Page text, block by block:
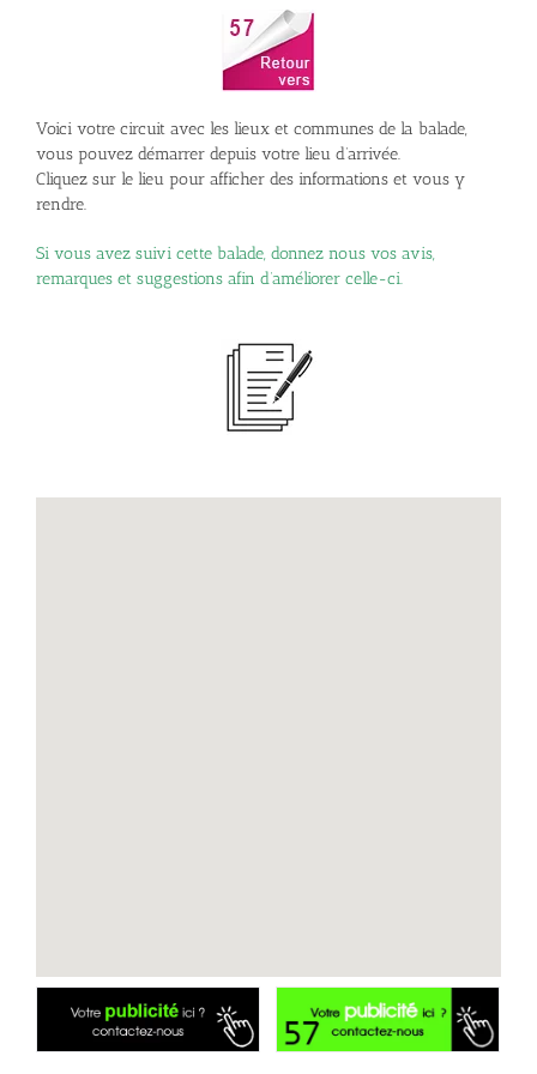
Voici votre circuit avec les lieux et communes de la balade,
vous pouvez démarrer depuis votre lieu d’arrivée.
Cliquez sur le lieu pour afficher des informations et vous y
rendre.
Si vous avez suivi cette balade, donnez nous vos avis,
remarques et suggestions afin d’améliorer celle-ci.